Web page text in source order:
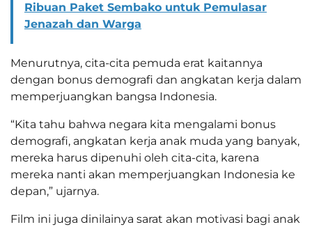
Ribuan Paket Sembako untuk Pemulasar
Jenazah dan Warga
Menurutnya, cita-cita pemuda erat kaitannya
dengan bonus demografi dan angkatan kerja dalam
memperjuangkan bangsa Indonesia.
“Kita tahu bahwa negara kita mengalami bonus
demografi, angkatan kerja anak muda yang banyak,
mereka harus dipenuhi oleh cita-cita, karena
mereka nanti akan memperjuangkan Indonesia ke
depan,” ujarnya.
Film ini juga dinilainya sarat akan motivasi bagi anak